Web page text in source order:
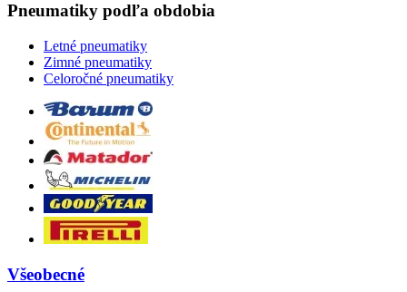
Pneumatiky podľa obdobia
Letné pneumatiky
Zimné pneumatiky
Celoročné pneumatiky
Všeobecné